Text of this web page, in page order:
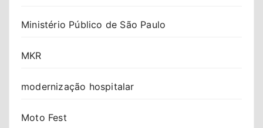
Ministério Público de São Paulo
MKR
modernização hospitalar
Moto Fest